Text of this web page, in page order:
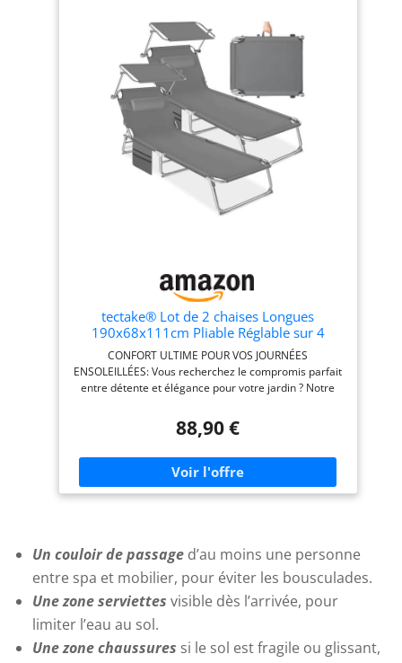
tectake® Lot de 2 chaises Longues
190x68x111cm Pliable Réglable sur 4
Positions Résistante aux intempéries
Respirante avec Pare-Soleil & Appui-tête
Poignée de Transport Jardin Camping – Gris
CONFORT ULTIME POUR VOS JOURNÉES
ENSOLEILLÉES: Vous recherchez le compromis parfait
entre détente et élégance pour votre jardin ? Notre
vous offre une expérience inégalée. Profitez d'un
dossier réglable sur quatre positions pour lire ou vous
vos yeux des éclats du soleil. Détendez-vous plus
longtemps avec le confort respirant de la toile en
polyester. DESIGN PRATIQUE ET PORTABLE: Simplifiez
poignées intégrées facilitent le transport de la
terrasse à la piscine ou au jardin. Une fois pliés, ils se
rangent aisément dans un coin, prêts pour votre
prochaine escapade au soleil ou un rangement
saisonnier sans encombrement. ROBUSTESSE ET
DURABILITÉ AU RENDEZ-VOUS: Chaque transat jardin
exterieur de notre collection est conçue avec une
88,90 €
Un couloir de passage d’au moins une personne
entre spa et mobilier, pour éviter les bousculades.
Une zone serviettes visible dès l’arrivée, pour
limiter l’eau au sol.
Une zone chaussures si le sol est fragile ou glissant,